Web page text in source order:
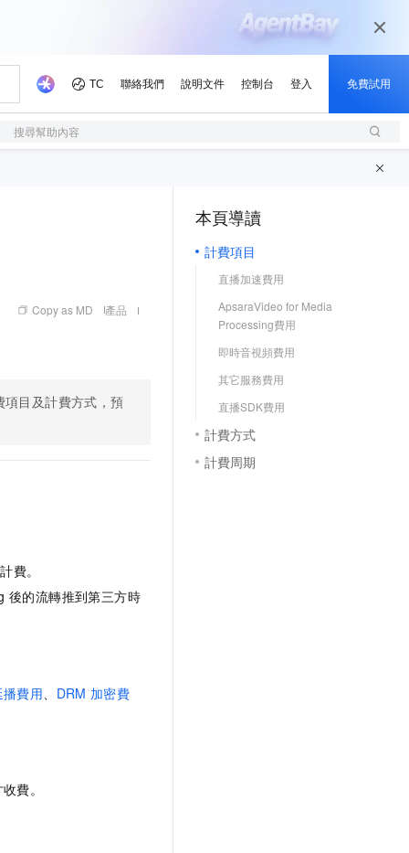
搜尋幫助內容
Copy as MD 產品
項目及計費方式，預
費。
後的流轉推到第三方時
費用 DRM 加密費
費。
本頁導讀
計費項目
直播加速費用
ApsaraVideo for Media
Processing費用
即時音視頻費用
其它服務費用
直播SDK費用
計費方式
計費周期